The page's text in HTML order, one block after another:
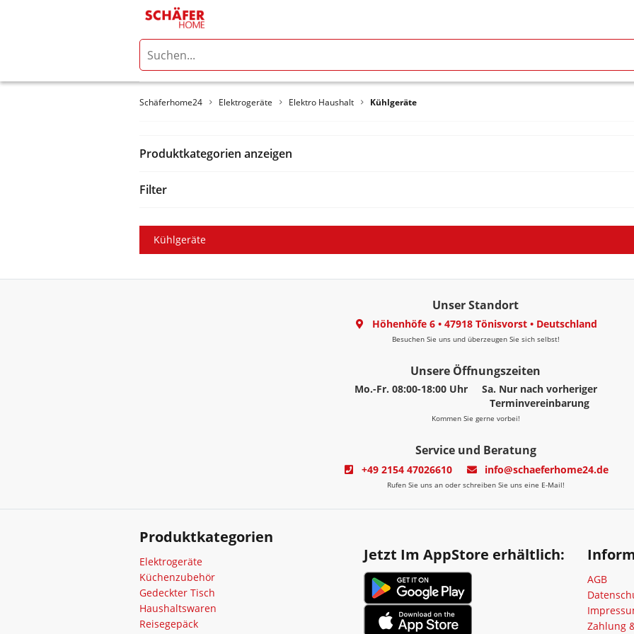
Schäferhome24 Elektrogeräte Elektro Haushalt Kühlgeräte
Produktkategorien anzeigen
Filter
Kühlgeräte
Unser Standort
Höhenhöfe 6• 47918 Tönisvorst• Deutschland
Besuchen Sie uns und überzeugen Sie sich selbst!
Unsere Öffnungszeiten
Mo.-Fr. 08:00-18:00 Uhr
Sa. Nur nach vorheriger
Terminvereinbarung
Kommen Sie gerne vorbei!
Service und Beratung
+49 2154 47026610 info@schaeferhome24.de
Rufen Sie uns an oder schreiben Sie uns eine E-Mail!
Produktkategorien
Elektrogeräte
Küchenzubehör
Gedeckter Tisch
Haushaltswaren
Reisegepäck
Jetzt Im AppStore erhältlich:
AGB
Zahlung